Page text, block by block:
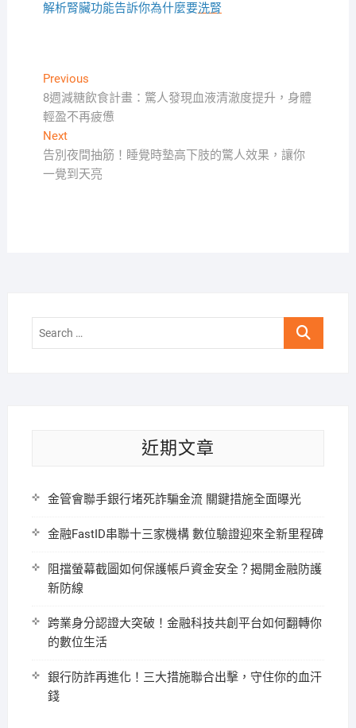
解析腎臟功能告訴你為什麼要洗腎
文
章
導
覽
PreviousPrevious
post:
8週減糖飲食計畫：驚人發現血液清澈度提升，身體
輕盈不再疲憊
NextNext
post:
告別夜間抽筋！睡覺時墊高下肢的驚人效果，讓你
一覺到天亮
Search
近期文章
金管會聯手銀行堵死詐騙金流 關鍵措施全面曝光
金融FastID串聯十三家機構 數位驗證迎來全新里程碑
阻擋螢幕截圖如何保護帳戶資金安全？揭開金融防護
新防線
跨業身分認證大突破！金融科技共創平台如何翻轉你
的數位生活
銀行防詐再進化！三大措施聯合出擊，守住你的血汗
錢